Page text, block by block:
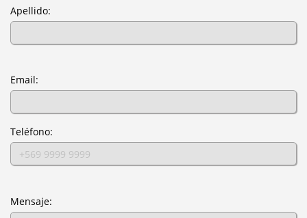
Apellido:
Email:
Teléfono:
Mensaje: